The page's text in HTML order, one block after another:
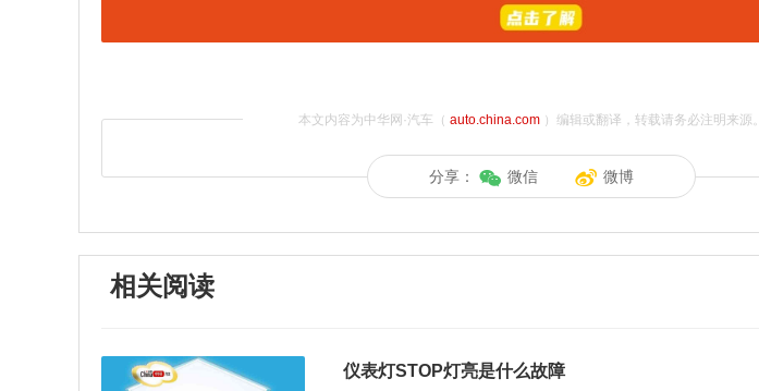
本文内容为中华网·汽车（ auto.china.com）编辑或翻译，转载请务必注明来源。
分享： 微信 微博
相关阅读
仪表灯STOP灯亮是什么故障